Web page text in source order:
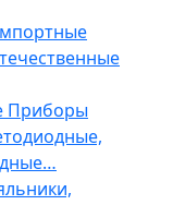
Приборы